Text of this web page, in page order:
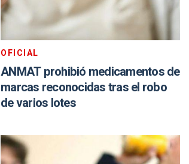
OFICIAL
ANMAT prohibió medicamentos de
marcas reconocidas tras el robo
de varios lotes